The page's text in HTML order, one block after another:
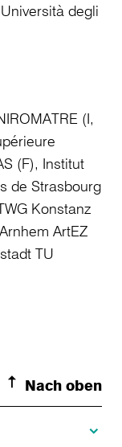
degli
(I,
(F), Institut
de Strasbourg
Konstanz
ArtEZ
TU
Nach oben